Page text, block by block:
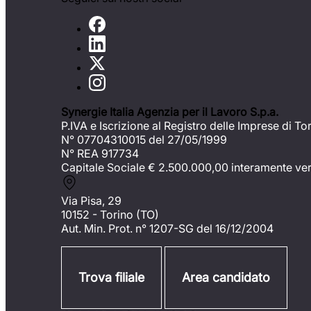
Synergie Italia Agenzia per il Lavoro S.p.a.
P.IVA e Iscrizione al Registro delle Imprese di
N° 07704310015 del 27/05/1999
N° REA 917734
Capitale Sociale € 2.500.000,00 interamente
Via Pisa, 29
10152 - Torino (TO)
Aut. Min. Prot. n° 1207-SG del 16/12/2004
Trova filiale Area candidato